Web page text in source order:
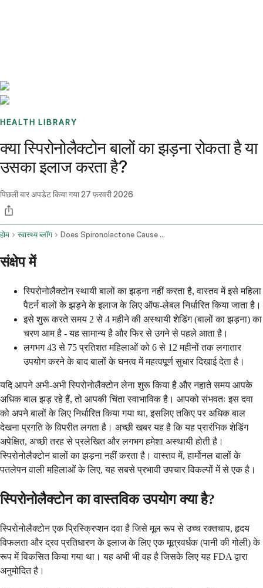
HEALTH LIBRARY
क्या स्पिरोनोलैक्टोन बालों का झड़ना रोकता है या
उसका इलाज करता है?
पिछली बार अपडेट किया गया27 फ़रवरी 2026
होम स्वास्थ्य ब्लॉग Does Spironolactone Cause Hair Loss
संक्षेप में
स्पिरोनोलैक्टोन स्थायी बालों का झड़ना नहीं करता है, वास्तव में इसे महिला
पैटर्न बालों के झड़ने के इलाज के लिए ऑफ-लेबल निर्धारित किया जाता है।
इसे शुरू करते समय 2 से 4 महीने की अस्थायी शेडिंग (बालों का झड़ना) का
चरण आम है - यह सामान्य है और फिर से उगने से पहले आता है।
लगभग 43 से 75 प्रतिशत महिलाओं को 6 से 12 महीनों तक लगातार
उपयोग करने के बाद बालों के घनत्व में महत्वपूर्ण सुधार दिखाई देता है।
यदि आपने अभी-अभी स्पिरोनोलैक्टोन लेना शुरू किया है और नहाते समय आपके
अधिक बाल झड़ रहे हैं, तो आपकी चिंता स्वाभाविक है। आपको संभवतः इस दवा
को अपने बालों के लिए निर्धारित किया गया था, इसलिए तकिए पर अधिक बाल
देखना प्रगति के विपरीत लगता है। अच्छी खबर यह है कि यह प्रारंभिक शेडिंग
अपेक्षित, अच्छी तरह से प्रलेखित और लगभग हमेशा अस्थायी होती है।
स्पिरोनोलैक्टोन बालों का झड़ना नहीं करता है। वास्तव में, हार्मोनल बालों के
पतलेपन वाली महिलाओं के लिए, यह सबसे प्रभावी उपचार विकल्पों में से एक है।
स्पिरोनोलैक्टोन का वास्तविक उपयोग क्या है?
स्पिरोनोलैक्टोन एक प्रिस्क्रिप्शन दवा है जिसे मूल रूप से उच्च रक्तचाप, हृदय
विफलता और द्रव प्रतिधारण के इलाज के लिए एक मूत्रवर्धक (पानी की गोली) के
रूप में विकसित किया गया था। यह अभी भी वह है जिसके लिए यह FDA द्वारा
अनुमोदित है।